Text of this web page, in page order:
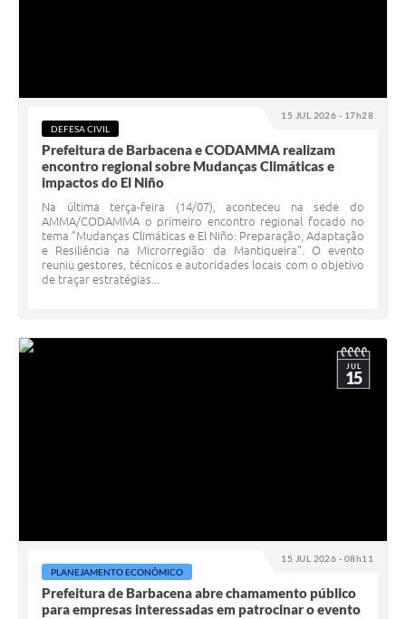
15 JUL 2026 - 17h28
DEFESA CIVIL
Prefeitura de Barbacena e CODAMMA realizam
encontro regional sobre Mudanças Climáticas e
impactos do El Niño
Na última terça-feira (14/07), aconteceu na sede do
AMMA/CODAMMA o primeiro encontro regional focado no
tema "Mudanças Climáticas e El Niño: Preparação, Adaptação
e Resiliência na Microrregião da Mantiqueira". O evento
reuniu gestores, técnicos e autoridades locais com o objetivo
de traçar estratégias...
15 JUL 2026 - 08h11
JUL
15
PLANEJAMENTO ECONÔMICO
Prefeitura de Barbacena abre chamamento público
para empresas interessadas em patrocinar o evento